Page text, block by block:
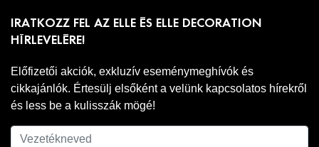
IRATKOZZ FEL AZ ELLE ÉS ELLE DECORATION
HÍRLEVELÉRE!
Előfizetői akciók, exkluzív eseménymeghívók és
cikkajánlók. Értesülj elsőként a velünk kapcsolatos hírekről
és less be a kulisszák mögé!